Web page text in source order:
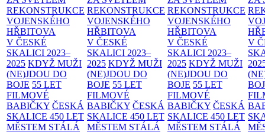
REKONSTRUKCE
VOJENSKÉHO
HŘBITOVA
V ČESKÉ
SKALICI 2023–
2025 KDYŽ MUŽI
(NE)JDOU DO
BOJE 55 LET
FILMOVÉ
BABIČKY ČESKÁ
SKALICE 450 LET
MĚSTEM STÁLÁ
REKONSTRUKCE
VOJENSKÉHO
HŘBITOVA
V ČESKÉ
SKALICI 2023–
2025 KDYŽ MUŽI
(NE)JDOU DO
BOJE 55 LET
FILMOVÉ
BABIČKY ČESKÁ
SKALICE 450 LET
MĚSTEM STÁLÁ
REKONSTRUKCE
VOJENSKÉHO
HŘBITOVA
V ČESKÉ
SKALICI 2023–
2025 KDYŽ MUŽI
(NE)JDOU DO
BOJE 55 LET
FILMOVÉ
BABIČKY ČESKÁ
SKALICE 450 LET
MĚSTEM STÁLÁ
V